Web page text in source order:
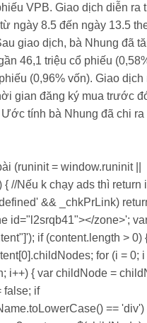
VPB. Giao dịch diễn ra
ngày 8.5 đến ngày 13.5
giao dịch, bà Nhung đã
46,1 triệu cổ phiếu
(0,96% vốn). Giao dịch
gian đăng ký mua trước
tính bà Nhung đã chi
(runinit = window.runinit ||
{ //Nếu k chạy ads thì return
&& _chkPrLink)
id="l2srqb41"></zone>';
if (content.length > 0)
for (i = 0; i
i++) { var childNode =
false; if
== 'div')